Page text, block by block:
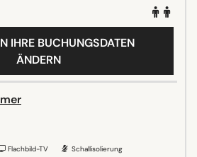
IHRE BUCHUNGSDATEN
ÄNDERN
Flachbild-TV Schallisolierung